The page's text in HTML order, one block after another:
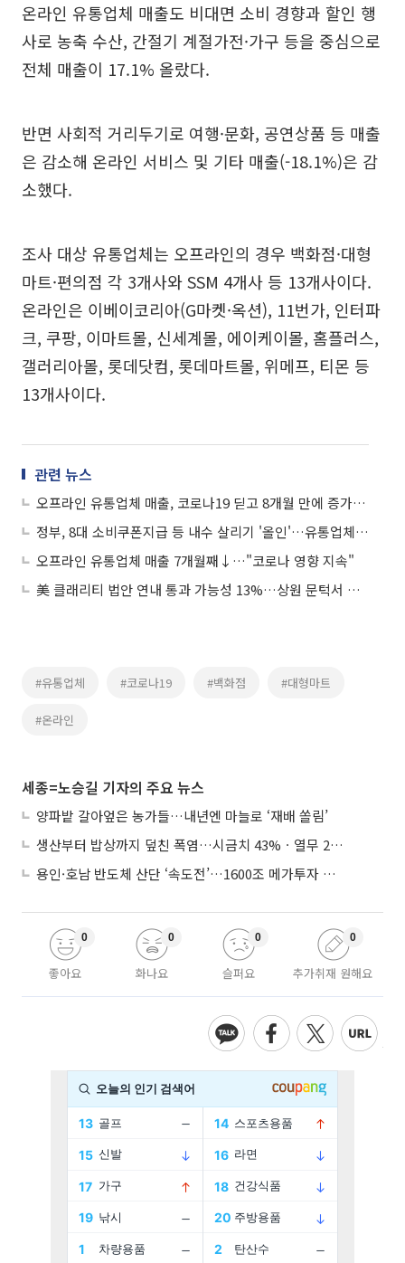
온라인 유통업체 매출도 비대면 소비 경향과 할인 행
사로 농축 수산, 간절기 계절가전·가구 등을 중심으로
전체 매출이 17.1% 올랐다.
반면 사회적 거리두기로 여행·문화, 공연상품 등 매출
은 감소해 온라인 서비스 및 기타 매출(-18.1%)은 감
소했다.
조사 대상 유통업체는 오프라인의 경우 백화점·대형
마트·편의점 각 3개사와 SSM 4개사 등 13개사이다.
온라인은 이베이코리아(G마켓·옥션), 11번가, 인터파
크, 쿠팡, 이마트몰, 신세계몰, 에이케이몰, 홈플러스,
갤러리아몰, 롯데닷컴, 롯데마트몰, 위메프, 티몬 등
13개사이다.
관련 뉴스
오프라인 유통업체 매출, 코로나19 딛고 8개월 만에 증가세 전환
정부, 8대 소비쿠폰지급 등 내수 살리기 '올인'…유통업체도 역대급 할인
오프라인 유통업체 매출 7개월째↓…"코로나 영향 지속"
美 클래리티 법안 연내 통과 가능성 13%…상원 문턱서 제동
#유통업체 #코로나19 #백화점 #대형마트
#온라인
세종=노승길 기자의 주요 뉴스
양파밭 갈아엎은 농가들…내년엔 마늘로 ‘재배 쏠림’
생산부터 밥상까지 덮친 폭염…시금치 43%ㆍ열무 28% 급등
용인·호남 반도체 산단 ‘속도전’…1600조 메가투자 이행 총력
좋아요
0
화나요
0
슬퍼요
0
추가취재 원해요
0